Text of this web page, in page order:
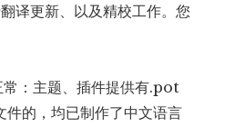
译更新、以及精校工作。您
常：主题、插件提供有.pot
的，均已制作了中文语言